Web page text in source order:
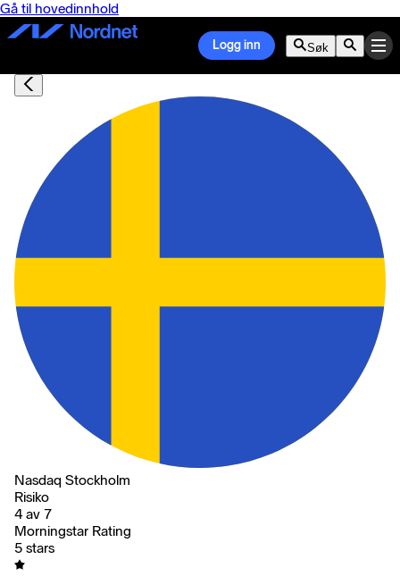
Gå til hovedinnhold
Logg inn Søk
Nasdaq Stockholm
Risiko
4 av 7
Morningstar Rating
5 stars